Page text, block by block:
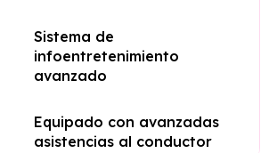
Sistema de
infoentretenimiento
avanzado
Equipado con avanzadas
asistencias al conductor